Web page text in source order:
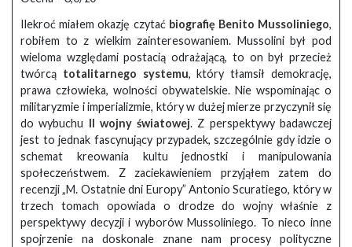
Ilekroć miałem okazję czytać biografię Benito Mussoliniego,
robiłem to z wielkim zainteresowaniem. Mussolini był pod
wieloma względami postacią odrażającą, to on był przecież
twórcą totalitarnego systemu, który tłamsił demokrację,
prawa człowieka, wolności obywatelskie. Nie wspominając o
militaryzmie i imperializmie, który w dużej mierze przyczynił się
do wybuchu II wojny światowej. Z perspektywy badawczej
jest to jednak fascynujący przypadek, szczególnie gdy idzie o
schemat kreowania kultu jednostki i manipulowania
społeczeństwem. Z zaciekawieniem przyjąłem zatem do
recenzji „M. Ostatnie dni Europy” Antonio Scuratiego, który w
trzech tomach opowiada o drodze do wojny właśnie z
perspektywy decyzji i wyborów Mussoliniego. To nieco inne
spojrzenie na doskonale znane nam procesy polityczne